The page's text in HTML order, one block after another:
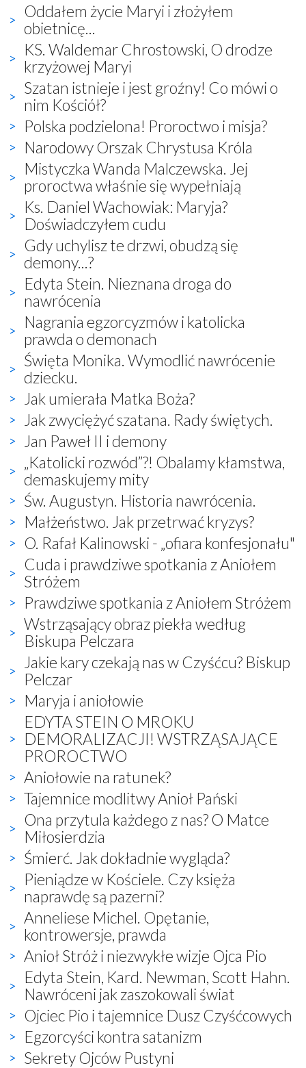
Oddałem życie Maryi i złożyłem
obietnicę...
KS. Waldemar Chrostowski, O drodze
krzyżowej Maryi
Szatan istnieje i jest groźny! Co mówi o
nim Kościół?
Polska podzielona! Proroctwo i misja?
Narodowy Orszak Chrystusa Króla
Mistyczka Wanda Malczewska. Jej
proroctwa właśnie się wypełniają
Ks. Daniel Wachowiak: Maryja?
Doświadczyłem cudu
Gdy uchylisz te drzwi, obudzą się
demony...?
Edyta Stein. Nieznana droga do
nawrócenia
Nagrania egzorcyzmów i katolicka
prawda o demonach
Święta Monika. Wymodlić nawrócenie
dziecku.
Jak umierała Matka Boża?
Jak zwyciężyć szatana. Rady świętych.
Jan Paweł II i demony
„Katolicki rozwód”?! Obalamy kłamstwa,
demaskujemy mity
Św. Augustyn. Historia nawrócenia.
Małżeństwo. Jak przetrwać kryzys?
O. Rafał Kalinowski - „ofiara konfesjonału"
Cuda i prawdziwe spotkania z Aniołem
Stróżem
Prawdziwe spotkania z Aniołem Stróżem
Wstrząsający obraz piekła według
Biskupa Pelczara
Jakie kary czekają nas w Czyśćcu? Biskup
Pelczar
Maryja i aniołowie
EDYTA STEIN O MROKU
DEMORALIZACJI! WSTRZĄSAJĄCE
PROROCTWO
Aniołowie na ratunek?
Tajemnice modlitwy Anioł Pański
Ona przytula każdego z nas? O Matce
Miłosierdzia
Śmierć. Jak dokładnie wygląda?
Pieniądze w Kościele. Czy księża
naprawdę są pazerni?
Anneliese Michel. Opętanie,
kontrowersje, prawda
Anioł Stróż i niezwykłe wizje Ojca Pio
Edyta Stein, Kard. Newman, Scott Hahn.
Nawróceni jak zaszokowali świat
Ojciec Pio i tajemnice Dusz Czyśćcowych
Egzorcyści kontra satanizm
Sekrety Ojców Pustyni